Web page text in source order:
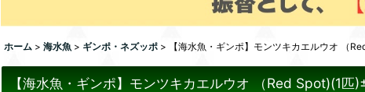
ホーム > 海水魚 > ギンポ・ネズッポ > 【海水魚・ギンポ】モンツキカエルウオ （
【海水魚・ギンポ】モンツキカエルウオ （Red Spot)(1